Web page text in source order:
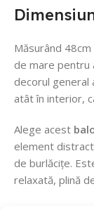
Măsurând
de mare pentru
decorul general
atât în interior,
Alege acest
element
de burlăcițe.
relaxată, plină